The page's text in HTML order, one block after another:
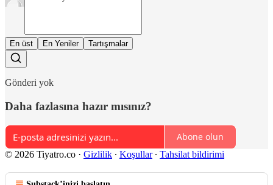
En üst En Yeniler Tartışmalar
Gönderi yok
Daha fazlasına hazır mısınız?
Abone olun
© 2026 Tiyatro.co · Gizlilik ∙ Koşullar∙ Tahsilat bildirimi